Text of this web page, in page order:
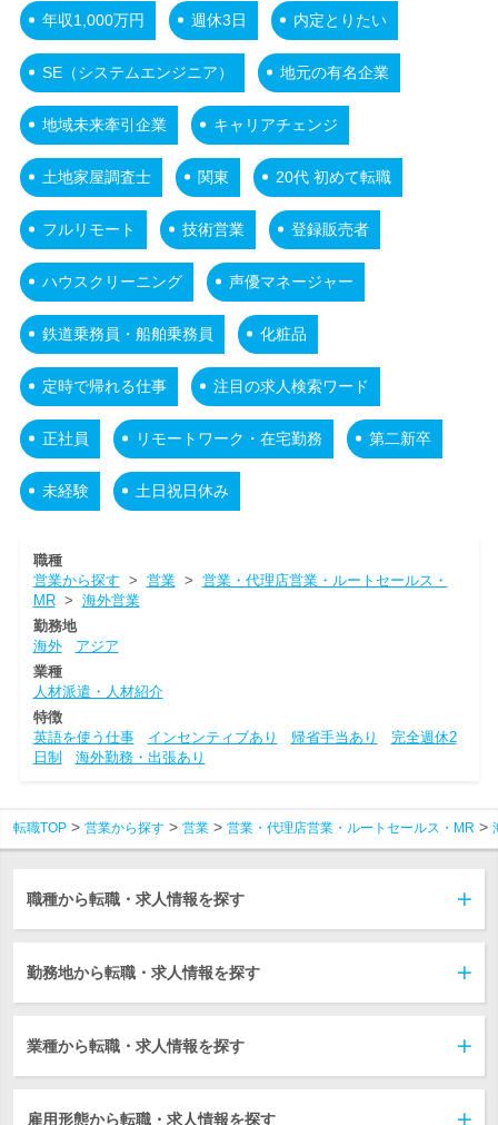
年収1,000万円 週休3日 内定とりたい
SE（システムエンジニア） 地元の有名企業
地域未来牽引企業 キャリアチェンジ
土地家屋調査士 関東 20代 初めて転職
フルリモート 技術営業 登録販売者
ハウスクリーニング 声優マネージャー
鉄道乗務員・船舶乗務員 化粧品
定時で帰れる仕事 注目の求人検索ワード
正社員 リモートワーク・在宅勤務 第二新卒
未経験 土日祝日休み
職種
営業から探す > 営業> 営業・代理店営業・ルートセールス・
MR> 海外営業
勤務地
海外
アジア
業種
人材派遣・人材紹介
特徴
英語を使う仕事
インセンティブあり 帰省手当あり
完全週休2
日制
海外勤務・出張あり
転職TOP 営業から探す 営業 営業・代理店営業・ルートセールス・MR
職種から転職・求人情報を探す
勤務地から転職・求人情報を探す
業種から転職・求人情報を探す
雇用形態から転職・求人情報を探す